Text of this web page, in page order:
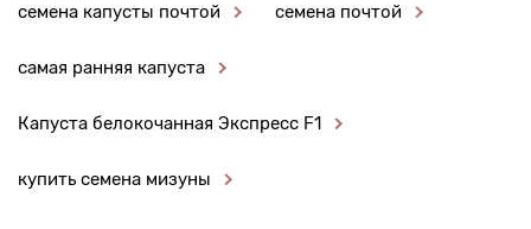
семена капусты почтой семена почтой
самая ранняя капуста
Капуста белокочанная Экспресс F1
купить семена мизуны